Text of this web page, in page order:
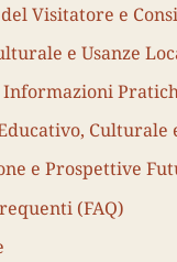
Visitatore e
e Usanze
Informazioni
Culturale
e Prospettive
(FAQ)